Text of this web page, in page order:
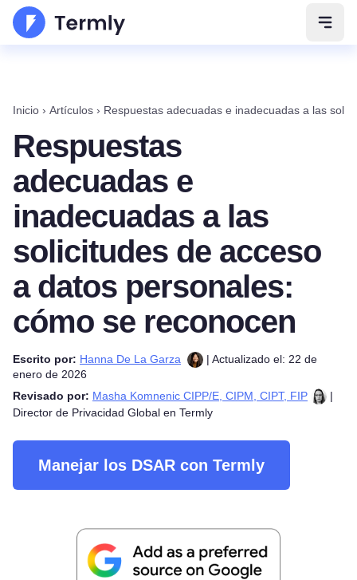
Abrir
Inicio › Artículos › Respuestas adecuadas e inadecuadas a las
Respuestas
adecuadas e
inadecuadas a las
solicitudes de acceso
a datos personales:
cómo se reconocen
Escrito por: Hanna De La Garza
| Actualizado el: 22 de
enero de 2026
Revisado por: Masha Komnenic CIPP/E, CIPM, CIPT, FIP
|
Director de Privacidad Global en Termly
Manejar los DSAR con Termly